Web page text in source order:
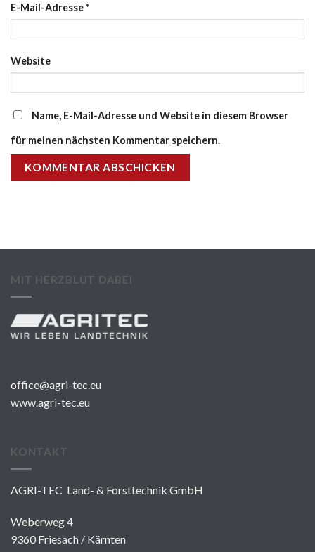
E-Mail-Adresse*
Website
Name, E-Mail-Adresse und Website in diesem Browser
für meinen nächsten Kommentar speichern.
MIT HERZBLUT DABEI
office@agri-tec.eu
www.agri-tec.eu
KONTAKT
AGRI-TEC Land- & Forsttechnik GmbH
Weberweg 4
9360 Friesach / Kärnten